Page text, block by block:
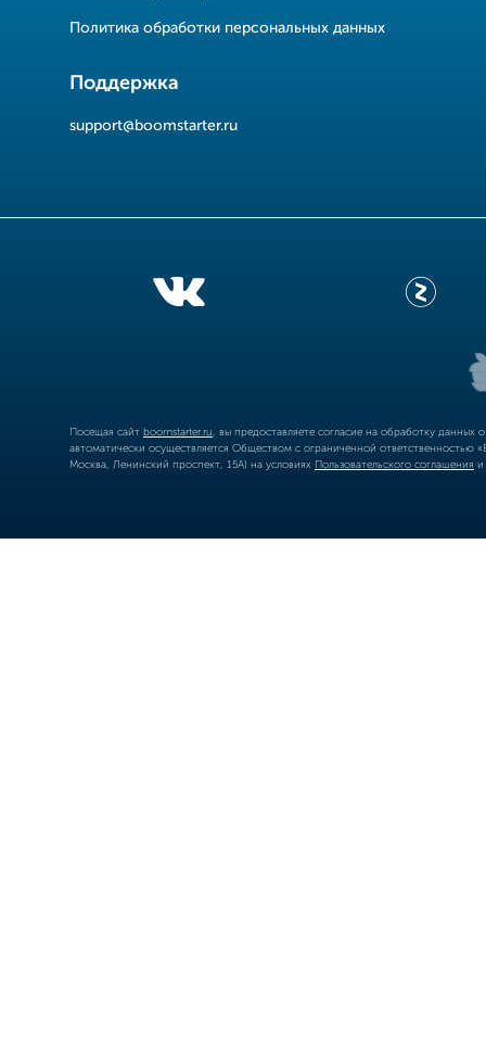
Политика обработки персональных данных
Поддержка
support@boomstarter.ru
Посещая сайт boomstarter.ru , вы предоставляете согласие на обработку
автоматически осуществляется Обществом с ограниченной
Москва, Ленинский проспект, 15А) на условиях Пользовательского соглашения и